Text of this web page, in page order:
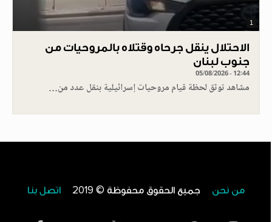
1
الاحتلال ينقل جرحاه وقتلاه بالمروحيات من
جنوب لبنان
05/08/2026 - 12:44
مشاهد توثق لحظة قيام مروحيات إسرائيلية بنقل عدد من…
من نحن جميع الحقوق محفوظة © 2019 اتصل بنا